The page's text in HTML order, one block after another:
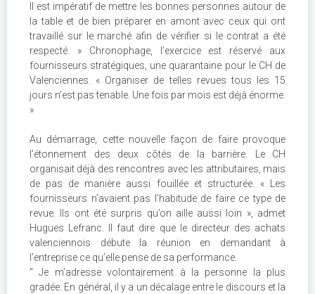
Il est impératif de mettre les bonnes personnes autour de
la table et de bien préparer en amont avec ceux qui ont
travaillé sur le marché afin de vérifier si le contrat a été
respecté. » Chronophage, l’exercice est réservé aux
fournisseurs stratégiques, une quarantaine pour le CH de
Valenciennes. « Organiser de telles revues tous les 15
jours n’est pas tenable. Une fois par mois est déjà énorme.
»
Au démarrage, cette nouvelle façon de faire provoque
l’étonnement des deux côtés de la barrière. Le CH
organisait déjà des rencontres avec les attributaires, mais
de pas de manière aussi fouillée et structurée. « Les
fournisseurs n’avaient pas l’habitude de faire ce type de
revue. Ils ont été surpris qu’on aille aussi loin », admet
Hugues Lefranc. Il faut dire que le directeur des achats
valenciennois débute la réunion en demandant à
l’entreprise ce qu’elle pense de sa performance.
" Je m’adresse volontairement à la personne la plus
gradée. En général, il y a un décalage entre le discours et la